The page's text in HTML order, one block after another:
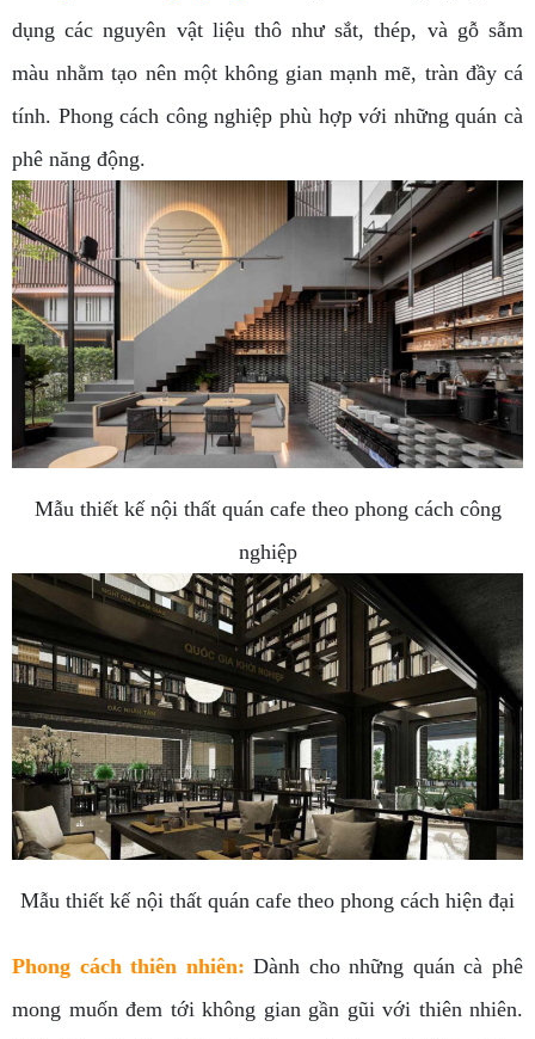
dụng các nguyên vật liệu thô như sắt, thép, và gỗ sẫm
màu nhằm tạo nên một không gian mạnh mẽ, tràn đầy cá
tính. Phong cách công nghiệp phù hợp với những quán cà
phê năng động.
Mẫu thiết kế nội thất quán cafe theo phong cách công
nghiệp
Mẫu thiết kế nội thất quán cafe theo phong cách hiện đại
Phong cách thiên nhiên: Dành cho những quán cà phê
mong muốn đem tới không gian gần gũi với thiên nhiên.